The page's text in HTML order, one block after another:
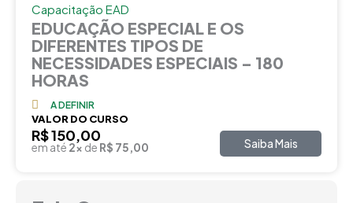
Capacitação EAD
EDUCAÇÃO ESPECIAL E OS
DIFERENTES TIPOS DE
NECESSIDADES ESPECIAIS – 180
HORAS
A DEFINIR
VALOR DO CURSO
R$ 150,00
em até 2x de R$ 75,00 Saiba Mais